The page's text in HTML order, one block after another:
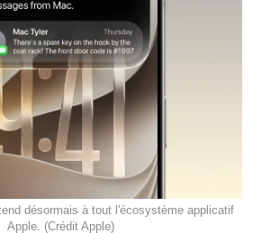
désormais à tout l'écosystème applicatif
Apple. (Crédit Apple)